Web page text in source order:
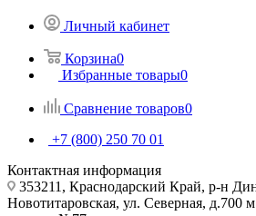
Личный кабинет
Корзина0
Избранные товары0
Сравнение товаров0
+7 (800) 250 70 01
Контактная информация
353211, Краснодарский Край, р-н
Новотитаровская, ул. Северная, д.700